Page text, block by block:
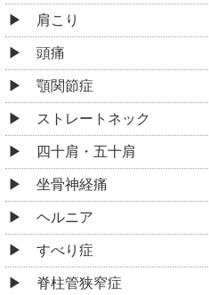
肩こり
頭痛
顎関節症
ストレートネック
四十肩・五十肩
坐骨神経痛
ヘルニア
すべり症
脊柱管狭窄症